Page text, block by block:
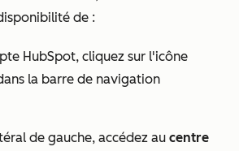
de :
HubSpot, cliquez sur l'icône
la barre de navigation
de gauche, accédez au centre